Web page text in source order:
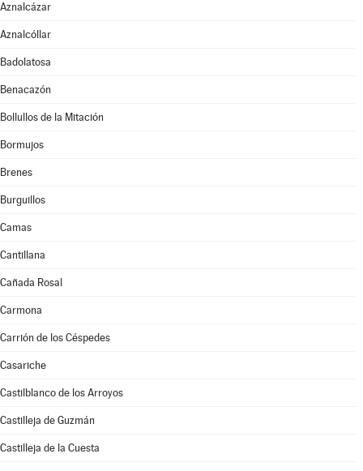
Aznalcázar
Aznalcóllar
Badolatosa
Benacazón
Bollullos de la Mitación
Bormujos
Brenes
Burguillos
Camas
Cantillana
Cañada Rosal
Carmona
Carrión de los Céspedes
Casariche
Castilblanco de los Arroyos
Castilleja de Guzmán
Castilleja de la Cuesta